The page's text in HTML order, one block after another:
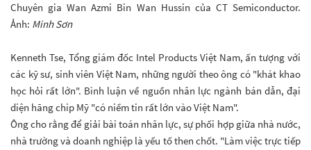
Chuyên gia Wan Azmi Bin Wan Hussin của CT Semiconductor.
Ảnh: Minh Sơn
Kenneth Tse, Tổng giám đốc Intel Products Việt Nam, ấn tượng với
các kỹ sư, sinh viên Việt Nam, những người theo ông có "khát khao
học hỏi rất lớn". Bình luận về nguồn nhân lực ngành bán dẫn, đại
diện hãng chip Mỹ "có niềm tin rất lớn vào Việt Nam".
Ông cho rằng để giải bài toán nhân lực, sự phối hợp giữa nhà nước,
nhà trường và doanh nghiệp là yếu tố then chốt. "Làm việc trực tiếp